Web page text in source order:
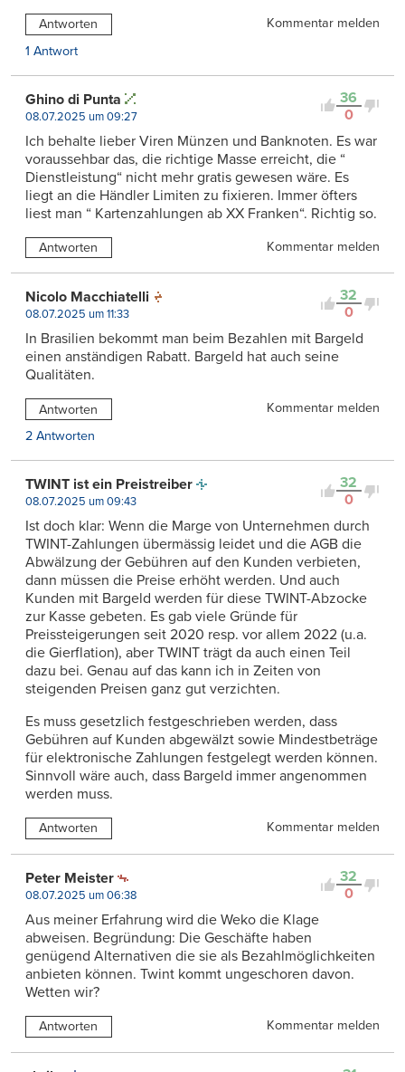
Antworten
Kommentar melden
1 Antwort
36
0
Ghino di Punta
08.07.2025 um 09:27
Ich behalte lieber Viren Münzen und Banknoten. Es war
voraussehbar das, die richtige Masse erreicht, die “
Dienstleistung“ nicht mehr gratis gewesen wäre. Es
liegt an die Händler Limiten zu fixieren. Immer öfters
liest man “ Kartenzahlungen ab XX Franken“. Richtig so.
Antworten Kommentar melden
32
0
Nicolo Macchiatelli
08.07.2025 um 11:33
In Brasilien bekommt man beim Bezahlen mit Bargeld
einen anständigen Rabatt. Bargeld hat auch seine
Qualitäten.
Antworten
Kommentar melden
2 Antworten
32
0
TWINT ist ein Preistreiber
08.07.2025 um 09:43
Ist doch klar: Wenn die Marge von Unternehmen durch
TWINT-Zahlungen übermässig leidet und die AGB die
Abwälzung der Gebühren auf den Kunden verbieten,
dann müssen die Preise erhöht werden. Und auch
Kunden mit Bargeld werden für diese TWINT-Abzocke
zur Kasse gebeten. Es gab viele Gründe für
Preissteigerungen seit 2020 resp. vor allem 2022 (u.a.
die Gierflation), aber TWINT trägt da auch einen Teil
dazu bei. Genau auf das kann ich in Zeiten von
steigenden Preisen ganz gut verzichten.
Es muss gesetzlich festgeschrieben werden, dass
Gebühren auf Kunden abgewälzt sowie Mindestbeträge
für elektronische Zahlungen festgelegt werden können.
Sinnvoll wäre auch, dass Bargeld immer angenommen
werden muss.
Antworten Kommentar melden
32
0
Peter Meister
08.07.2025 um 06:38
Aus meiner Erfahrung wird die Weko die Klage
abweisen. Begründung: Die Geschäfte haben
genügend Alternativen die sie als Bezahlmöglichkeiten
anbieten können. Twint kommt ungeschoren davon.
Wetten wir?
Antworten Kommentar melden